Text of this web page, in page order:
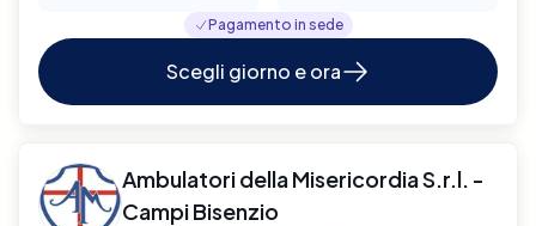
Pagamento in sede
Scegli giorno e ora
Ambulatori della Misericordia S.r.l. -
Campi Bisenzio